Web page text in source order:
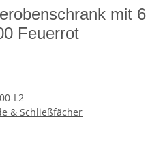
mit 6
Feuerrot
L2
& Schließfächer